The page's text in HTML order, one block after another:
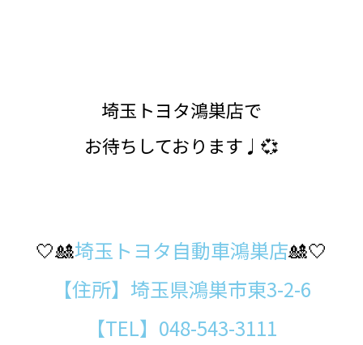
埼玉トヨタ鴻巣店で
お待ちしております♩💞
🤍🎎埼玉トヨタ自動車鴻巣店🎎🤍
【住所】埼玉県鴻巣市東3-2-6
【TEL】048-543-3111